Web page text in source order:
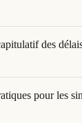
des
pour les